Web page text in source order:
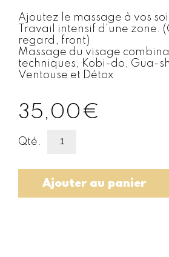
Ajoutez le massage à vos
Travail intensif d’une zone.
regard, front)
Massage du visage
techniques, Kobi-do, Gua-
Ventouse et Détox
35,00 €
Qté. quantité
localisé
Ajouter au panier